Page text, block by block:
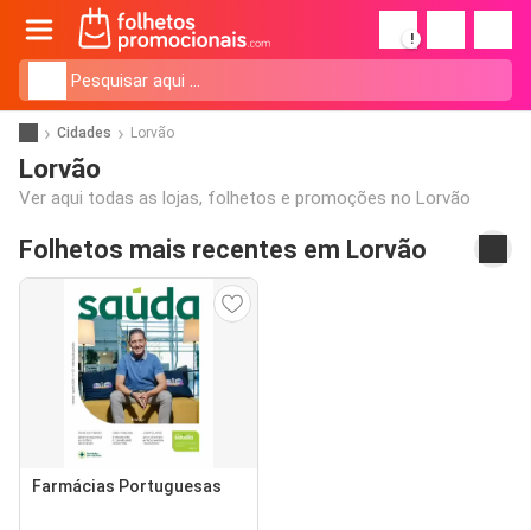
!
Cidades Lorvão
Lorvão
Ver aqui todas as lojas, folhetos e promoções no Lorvão
Folhetos mais recentes em Lorvão
Farmácias Portuguesas